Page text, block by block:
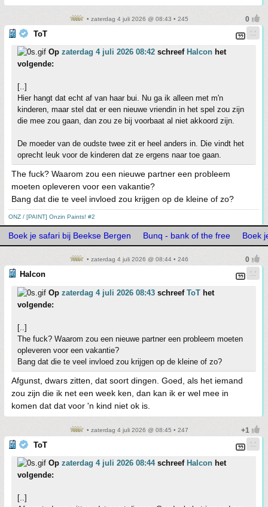
• zaterdag 4 juli 2026 @ 08:43 • 245
ToT
Op zaterdag 4 juli 2026 08:42 schreef Halcon het
volgende:
[..]
Hier hangt dat echt af van haar bui. Nu ga ik alleen met m'n
kinderen, maar stel dat er een nieuwe vriendin in het spel zou zijn
die mee zou gaan, dan zou ze bij voorbaat al niet akkoord zijn.
De moeder van de oudste twee zit er heel anders in. Die vindt het
oprecht leuk voor de kinderen dat ze ergens naar toe gaan.
The fuck? Waarom zou een nieuwe partner een probleem
moeten opleveren voor een vakantie?
Bang dat die te veel invloed zou krijgen op de kleine of zo?
ONZ / [PAINT] Onzin Paints! #2
Boek je safari bij Beekse Bergen Bunq - bank of the free Boek
• zaterdag 4 juli 2026 @ 08:44 • 246
Halcon
Op zaterdag 4 juli 2026 08:43 schreef ToT het
volgende:
[..]
The fuck? Waarom zou een nieuwe partner een probleem moeten
opleveren voor een vakantie?
Bang dat die te veel invloed zou krijgen op de kleine of zo?
Afgunst, dwars zitten, dat soort dingen. Goed, als het iemand
zou zijn die ik net een week ken, dan kan ik er wel mee in
komen dat dat voor 'n kind niet ok is.
• zaterdag 4 juli 2026 @ 08:45 • 247
ToT
Op zaterdag 4 juli 2026 08:44schreef Halcon het
volgende:
[..]